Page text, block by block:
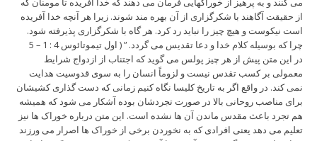
از حقیقت آگاهند با شکرگزاری از آن بهره مند شوند. زیرا هر آنچه خدا آفریده
است نیکوست و هیچ چیز را نباید رد کرد. هر گاه با شکرگزاری پذیرفته شود.
چرا که بوسیله کلام خدا و دعا تقدیس می گردد. ” ( اول تیموتائوس 4 : 1 – 5
در این متن پیش از هر چیز پولس می گوید که اجتناب از ازدواج شرایط
معمولی بر کسب تقدس نیست و لزوماً انسان را به سوی قدوسیت هدایت
نمی کند. در واقع اگر به تاریخ کلیسا نگاه کنیم زمانی که دست گذاری کشیشان
برای مناصب روحانی بالا در صورت تجردشان بوده آشکار می شود که همیشه
هم تجرد باعث مقدس ماندن آن ها نشده است. این متن درباره خوراک ها نیز
تعلیم می دهد یعنی افرادی که به نخوردن برخی از خوراک ها اصرار می ورزند